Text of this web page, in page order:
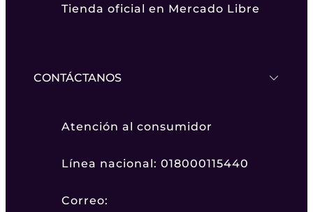
Tienda oficial en Mercado Libre
CONTÁCTANOS
Atención al consumidor
Línea nacional: 018000115440
Correo: